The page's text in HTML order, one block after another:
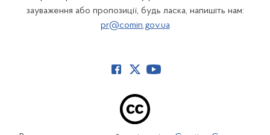
зауваження або пропозиції, будь ласка, напишіть нам:
pr@comin.gov.ua